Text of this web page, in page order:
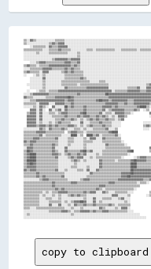
▒▒░░▓▓▒▒░░░░░░░░░░░░▒▒▒▒▒▒░░░░░░░░░░░░░░░░░░░░░░░░░░░░░░░░░░░░░░░░░░░░░░░░░░░░░░░░░░░░░░░░░░░░░░░░░░░░░░░░░░░░░░░░░░                                                    ░░▒▒░░░░░░░░░░░░░░░░░░░░░░
▒▒░░░░░░░░░░░░░░▒▒▓▓▒▒▓▓▓▓░░░░░░░░░░░░░░░░░░░░░░░░░░░░░░░░░░░░░░░░░░░░░░░░░░░░░░░░░░░░░░░░░░░░░░░░░░░░░░░░░░░░▒▒                                                            ▒▒░░░░░░░░░░░░░░░░░░░░
    ░░▒▒▒▒▒▒▒▒░░▓▓▒▒▒▒▓▓▓▓▓▓░░░░░░░░░░░░░░░░░░░░░░░░░░░░░░░░░░░░░░░░░░░░░░░░░░░░░░░░░░░░░░░░░░░░░░░░░░░░░░░░▒▒    ░░▓▓░░▒▒▓▓▒▒    ░░░░  ▓▓▒▒▒▒      ░░▓▓▒▒  ▒▒  ▓▓▒▒░░        ░░░░░░░░░░░░░░░░░░░░
▒▒▒▒▒▒▒▒▒▒▒▒░░░░▒▒▒▒▒▒▓▓▒▒▒▒▒▒░░░░░░░░░░▒▒▒▒░░▒▒▒▒▒▒▒▒▒▒▒▒░░░░▒▒▒▒▒▒▒▒▒▒░░▒▒▒▒▒▒▒▒▒▒▒▒▒▒▒▒▒▒▒▒░░▒▒▒▒▒▒▒▒░░▒▒      ░░  ▒▒▒▒▒▒  ▒▒    ▒▒▒▒  ▒▒▒▒      ██  ▒▒▒▒░░▒▒  ▒▒░░▓▓        ░░░░░░░░░░░░░░░░░░
░░░░░░░░▒▒░░░░░░▒▒▒▒▒▒▒▒▒▒▒▒░░░░░░▒▒░░░░░░░░░░░░░░░░░░░░░░░░░░░░░░░░░░░░░░░░░░░░░░░░░░░░░░░░░░░░░░░░░░░░▒▒        ░░▒▒  ▒▒▒▒▒▒        ▒▒██  ░░▒▒    ░░▒▒▒▒  ▒▒▒▒▒▒  ░░░░▓▓        ▒▒░░░░░░░░░░░░░░
░░░░░░░░░░░░░░░░░░░░░░░░░░░░░░░░░░▒▒░░░░░░░░░░░░░░░░░░░░░░░░░░░░░░░░░░░░░░░░░░░░░░░░░░░░░░░░░░░░░░░░░░░░░░                                                                        ░░░░░░░░░░░░░░░░
░░░░░░░░░░░░░░░░░░▒▒▓▓▓▓▓▓▓▓▒▒▓▓▓▓▓▓░░░░░░░░░░░░░░░░░░░░░░░░░░░░░░░░░░░░░░░░░░░░░░░░░░░░░░░░░░░░░░░░░░░░                                  ░░                ░░                      ░░░░░░░░░░░░░░
    ░░░░▒▒▓▓▓▓▒▒▒▒▒▒▒▒▒▒▒▒▓▓▓▓▒▒▒▒▓▓░░░░░░░░░░░░░░░░░░░░░░░░░░░░░░░░░░░░░░░░░░░░░░░░░░░░░░░░░░░░░░░░░░░░                  ▒▒    ░░    ▒▒▒▒  ▒▒▓▓      ▒▒▒▒  ▒▒  ░░░░                ▒▒░░░░░░░░░░░░
▒▒▓▓▒▒▒▒░░▒▒▒▒▒▒▓▓▓▓▓▓▓▓▓▓▓▓▓▓▒▒▓▓▒▒░░░░░░░░░░░░░░░░░░░░░░░░░░░░░░░░░░░░░░░░░░░░░░░░░░░░░░░░░░░░░░░░░░░░                  ▓▓▒▒  ▒▒  ▓▓▒▒░░░░░░░░▓▓░░  ▓▓▓▓  ▒▒    ▒▒                ▒▒░░░░░░░░░░░░
░░░░▒▒▒▒▒▒▒▒▓▓▓▓▓▓▒▒▒▒▒▒▒▒▓▓▒▒▓▓▒▒▒▒░░░░░░░░░░░░░░░░░░░░░░░░░░░░░░░░░░░░░░░░░░░░░░░░░░░░░░░░░░░░░░░░░░░░                          ░░                                                ░░░░░░░░░░░░░░
▒▒▓▓▒▒▒▒▒▒░░▓▓▓▓░░░░░░░░▒▒▓▓▒▒▓▓▒▒▒▒▒▒░░░░░░░░░░░░░░░░░░░░░░░░░░░░░░░░░░░░░░░░░░░░░░░░░░░░░░░░░░░░░░░░░░░░                                                                        ░░░░░░░░░░░░░░░░
░░    ░░▒▒░░▒▒░░░░░░░░░░░░▒▒▒▒▒▒▒▒▒▒▒▒░░░░░░░░░░░░░░░░░░░░░░░░░░░░░░░░░░░░░░░░░░░░░░░░░░░░░░░░░░░░░░░░░░░░                ▒▒  ░░░░░░    ▓▓  ░░▒▒▒▒  ▒▒██▓▓░░  ░░▒▒██              ░░░░░░░░░░░░░░░░
    ░░░░░░░░▓▓░░░░░░░░░░░░▒▒▒▒▒▒▒▒▒▒▓▓▒▒░░░░░░░░░░░░░░░░░░░░░░░░░░░░░░░░░░░░░░░░░░░░░░░░░░░░░░░░░░░░░░░░░░▒▒              ▒▒▒▒▒▒░░▒▒  ░░░░  ░░▒▒▒▒░░▒▒      ▒▒  ▓▓              ▒▒░░░░░░░░░░░░░░░░
    ░░░░░░░░▒▒░░░░░░░░░░▒▒▒▒▒▒▒▒▒▒▒▒▒▒▒▒▒▒░░░░░░▒▒▒▒░░░░░░░░░░░░░░░░░░░░░░░░░░░░░░░░░░░░░░░░░░░░░░░░░░░░░░░░░░                ▒▒      ▒▒  ▒▒▒▒▓▓▒▒░░▒▒          ▓▓            ▒▒░░░░░░░░░░░░░░░░░░
  ░░░░░░░░░░▒▒░░░░░░░░░░▒▒▒▒▒▒▒▒▒▒░░▒▒▒▒▒▒▒▒▒▒▒▒▒▒▒▒▒▒░░░░░░░░░░░░░░░░░░░░░░░░▒▒▓▓▒▒▒▒▓▓▒▒▒▒▒▒░░▒▒░░░░░░░░░░░░░░                                                          ░░░░░░░░░░░░░░░░░░░░░░░░
    ░░░░░░░░▒▒░░░░░░░░░░░░▓▓▒▒▒▒▒▒▒▒▒▒▒▒▓▓▓▓▓▓▓▓▓▓▓▓▓▓░░░░░░░░░░░░▒▒▒▒▒▒▓▓░░░░▓▓▓▓▓▓▓▓▓▓▓▓▓▓▓▓▓▓▓▓▓▓▓▓▓▓▓▓▓▓▓▓▓▓▓▓▓▓                                                    ▒▒░░░░░░░░░░░░░░░░░░░░░░░░
  ░░    ░░▒▒▒▒░░▒▒▒▒▒▒▓▓▓▓▓▓▓▓▓▓▓▓▓▓▓▓▓▓▓▓▓▓▓▓▓▓▓▓▓▓▓▓▓▓░░▒▒▒▒▒▒▒▒▓▓▓▓▓▓▓▓▒▒▒▒▓▓▓▓▓▓▓▓▓▓▓▓▓▓▓▓▓▓▓▓▓▓░░▓▓▓▓▓▓▓▓▓▓▓▓▓▓▓▓▓▓░░                                        ░░▒▒░░░░░░░░░░░░░░░░░░░░░░░░░░░░
░░░░▒▒▓▓▓▓▓▓▓▓▓▓▒▒▒▒▒▒▒▒▒▒▒▒▒▒▒▒▒▒▓▓▒▒▒▒▒▒▒▒▒▒▒▒▒▒▒▒██▓▓▓▓▓▓▓▓▓▓▓▓▓▓▓▓▓▓▓▓▓▓▓▓▓▓▓▓▓▓▓▓▓▓▓▓▓▓▓▓▓▓▓▓▓▓░░██▓▓▓▓▓▓▓▓▓▓▓▓▓▓▒▒▓▓▓▓▓▓▒▒░░                          ░░▒▒░░░░░░░░░░░░░░░░░░░░░░░░░░░░░░░░░░
▓▓▒▒▒▒░░░░░░░░▒▒▒▒▒▒▓▓▓▓▓▓▓▓██▓▓▒▒▒▒▒▒▒▒▒▒▒▒▒▒▒▒▒▒▒▒▒▒▓▓▓▓▓▓▓▓▓▓▓▓▓▓▓▓▓▓▓▓▓▓▓▓▓▓▓▓▓▓▒▒▒▒▒▒▓▓▓▓▓▓▓▓▓▓▓▓▓▓▓▓▓▓▓▓▓▓▓▓▓▓▓▓▒▒██▓▓▓▓▓▓▓▓▓▓▓▓▓▓▒▒░░░░░░    ░░░░░░░░░░░░░░░░░░░░░░░░░░░░░░░░░░░░░░░░░░░░░░
░░░░▒▒▒▒▓▓▓▓▓▓▓▓▓▓▓▓▓▓▓▓▓▓▒▒▓▓▓▓▒▒▒▒▒▒▒▒▒▒▒▒▒▒▓▓██▓▓▓▓▒▒▓▓▓▓▓▓▓▓▓▓▒▒▒▒▓▓▓▓▓▓▓▓▓▓▓▓▓▓▒▒▒▒▒▒▓▓▓▓▓▓▓▓▓▓▓▓▓▓▓▓▓▓▓▓▓▓▓▓▓▓▓▓▓▓▓▓▓▓▓▓▓▓▓▓▓▓▓▓▒▒▒▒▒▒░░░░    ░░░░░░░░░░░░░░░░░░░░░░░░░░░░░░░░░░░░░░░░░░░░░░
▒▒▒▒▒▒▒▒░░▓▓▓▓▓▓░░░░▓▓▓▓▓▓▒▒▒▒▓▓▒▒▒▒▒▒▒▒▒▒▒▒▒▒▒▒▒▒▒▒▓▓▓▓▓▓▓▓▒▒▒▒▓▓▒▒▒▒▓▓▓▓▓▓▓▓▓▓▒▒▒▒▒▒▓▓▒▒▓▓▒▒▒▒▒▒▓▓▓▓▓▓▓▓▓▓▓▓██▓▓▒▒▓▓▓▓▓▓▒▒▓▓▓▓▓▓▓▓▒▒▒▒▒▒▓▓▒▒░░░░    ░░▒▒▒▒▒▒░░░░░░░░░░░░░░░░░░░░░░░░░░░░░░░░░░░░
░░░░░░▒▒░░▓▓▒▒░░
copy to clipboard